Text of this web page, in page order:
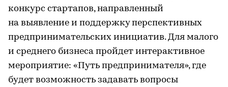
конкурс стартапов, направленный
на выявление и поддержку перспективных
предпринимательских инициатив. Для малого
и среднего бизнеса пройдет интерактивное
мероприятие: «Путь предпринимателя», где
будет возможность задавать вопросы